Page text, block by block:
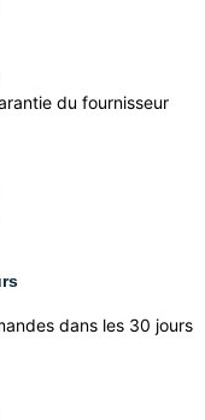
du fournisseur
dans les 30 jours